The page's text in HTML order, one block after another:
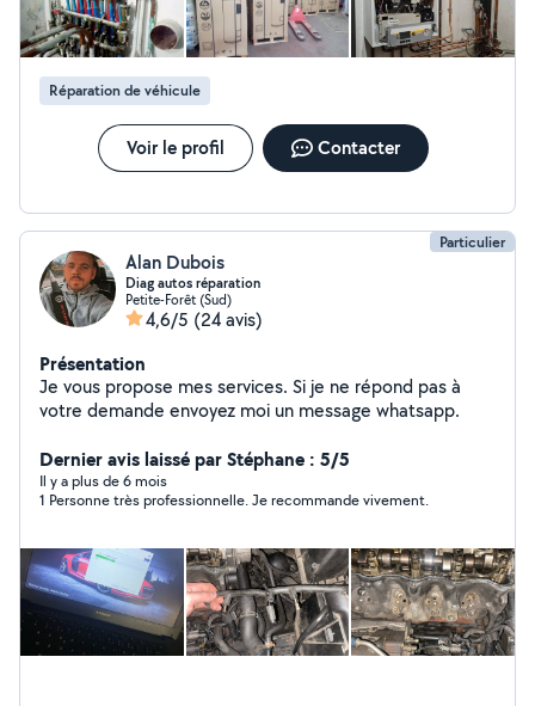
Réparation de véhicule
Voir le profil Contacter
Particulier
Alan Dubois
Diag autos réparation
Petite-Forêt (Sud)
4,6/5 (24 avis)
Présentation
Je vous propose mes services. Si je ne répond pas à
votre demande envoyez moi un message whatsapp.
Dernier avis laissé par Stéphane : 5/5
Il y a plus de 6 mois
1 Personne très professionnelle. Je recommande vivement.